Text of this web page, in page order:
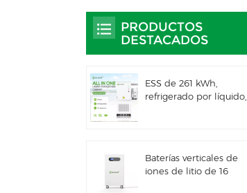
PRODUCTOS
DESTACADOS
ESS de 261 kWh,
refrigerado por líquido,
Baterías verticales de
iones de litio de 16